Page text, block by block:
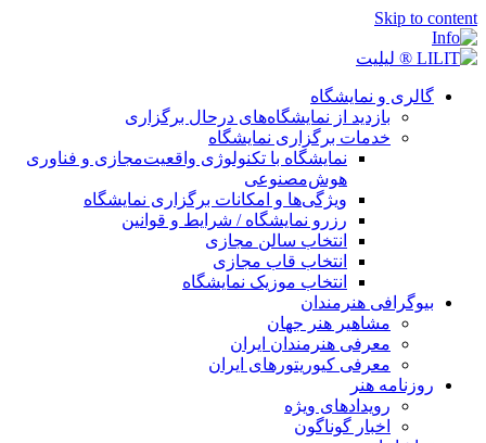
و نمایشگاه
بازدید از نمایشگاه‌های درحال برگزاری
خدمات برگزاری نمایشگاه
نمایشگاه با تکنولوژی واقعیت‌مجازی و فناوری
هوش‌مصنوعی
ویژگی‌ها و امکانات برگزاری نمایشگاه
رزرو نمایشگاه / شرایط و قوانین
انتخاب سالن مجازی
انتخاب قاب مجازی
انتخاب موزیک نمایشگاه
هنرمندان
مشاهیر هنر جهان
معرفی هنرمندان ایران
معرفی کیوریتورهای ایران
هنر
رویدادهای ویژه
اخبار گوناگون